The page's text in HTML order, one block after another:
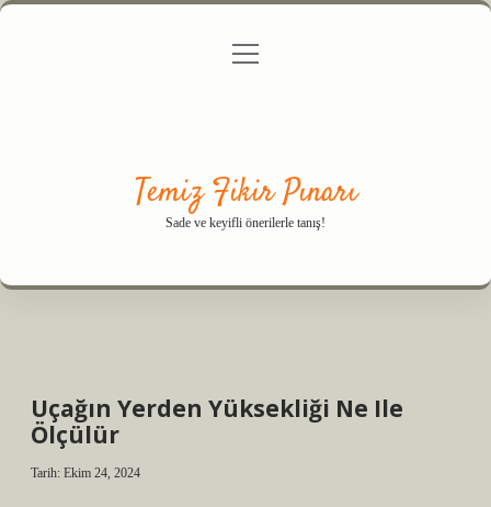
Gizlilik Politikası
menüyü
Temiz Fikir Pınarı
Sade ve keyifli önerilerle tanış!
Uçağın Yerden Yüksekliği Ne Ile
Ölçülür
Tarih: Ekim 24, 2024